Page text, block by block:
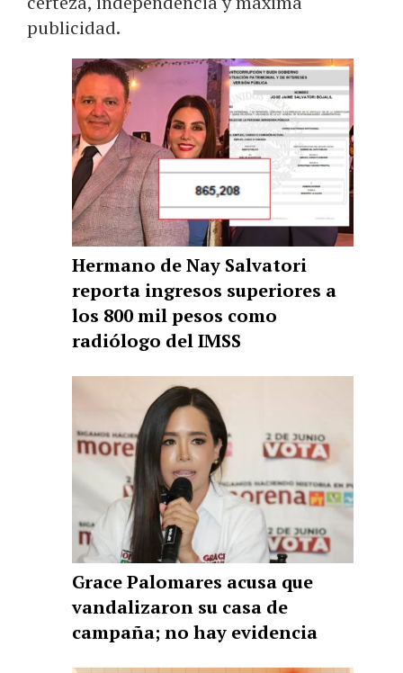
publicidad.
Hermano de Nay Salvatori
reporta ingresos superiores a
los 800 mil pesos como
radiólogo del IMSS
Grace Palomares acusa que
vandalizaron su casa de
campaña; no hay evidencia